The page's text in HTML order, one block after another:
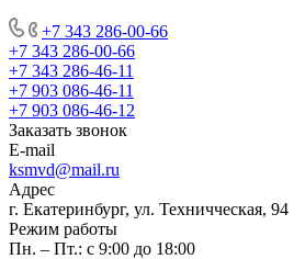
+7 343 286-00-66
+7 343 286-00-66
+7 343 286-46-11
+7 903 086-46-11
+7 903 086-46-12
Заказать звонок
E-mail
ksmvd@mail.ru
Адрес
г. Екатеринбург, ул. Техничческая, 94
Режим работы
Пн. – Пт.: с 9:00 до 18:00